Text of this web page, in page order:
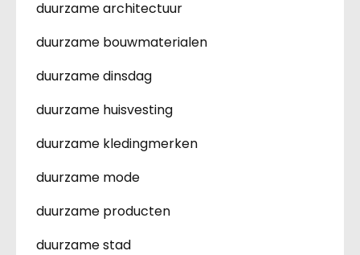
duurzame architectuur
duurzame bouwmaterialen
duurzame dinsdag
duurzame huisvesting
duurzame kledingmerken
duurzame mode
duurzame producten
duurzame stad